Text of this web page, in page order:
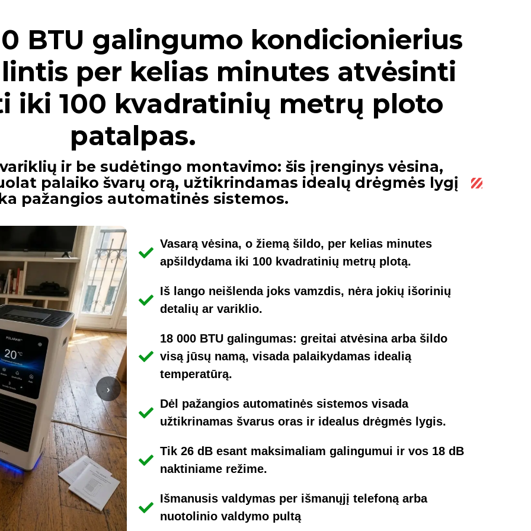
BTU galingumo kondicionierius
per kelias minutes atvėsinti
iki 100 kvadratinių metrų ploto
patalpas.
ir be sudėtingo montavimo: šis įrenginys vėsina,
palaiko švarų orą, užtikrindamas idealų drėgmės lygį
pažangios automatinės sistemos.
›
Vasarą vėsina, o žiemą šildo, per kelias minutes
apšildydama iki 100 kvadratinių metrų plotą.
Iš lango neišlenda joks vamzdis, nėra jokių išorinių
detalių ar variklio.
18 000 BTU galingumas: greitai atvėsina arba šildo
visą jūsų namą, visada palaikydamas idealią
temperatūrą.
Dėl pažangios automatinės sistemos visada
užtikrinamas švarus oras ir idealus drėgmės lygis.
Tik 26 dB esant maksimaliam galingumui ir vos 18 dB
naktiniame režime.
Išmanusis valdymas per išmanųjį telefoną arba
nuotolinio valdymo pultą